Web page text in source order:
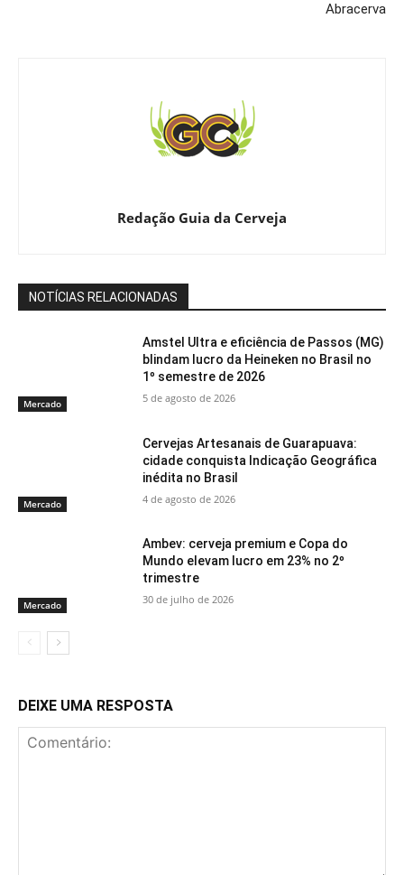
Abracerva
Redação Guia da Cerveja
NOTÍCIAS RELACIONADAS
Mercado
Amstel Ultra e eficiência de Passos (MG)
blindam lucro da Heineken no Brasil no
1º semestre de 2026
5 de agosto de 2026
Mercado
Cervejas Artesanais de Guarapuava:
cidade conquista Indicação Geográfica
inédita no Brasil
4 de agosto de 2026
Mercado
Ambev: cerveja premium e Copa do
Mundo elevam lucro em 23% no 2º
trimestre
30 de julho de 2026
DEIXE UMA RESPOSTA